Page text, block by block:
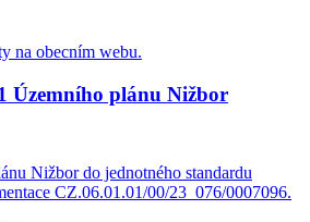
na obecním webu.
Územního plánu Nižbor
Nižbor do jednotného standardu
CZ.06.01.01/00/23_076/0007096.